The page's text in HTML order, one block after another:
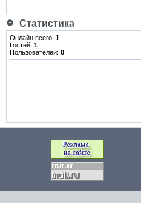
Статистика
Онлайн всего: 1
Гостей: 1
Пользователей: 0